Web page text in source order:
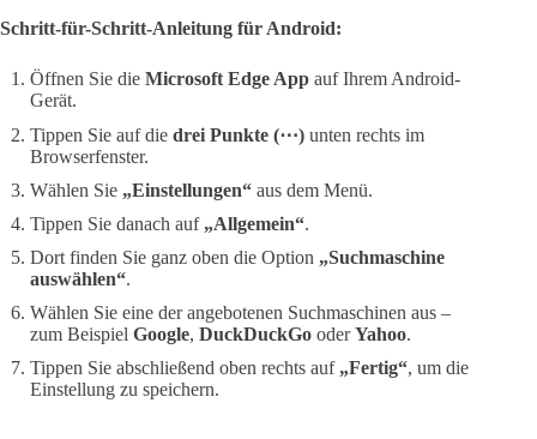
Schritt-für-Schritt-Anleitung für Android:
Öffnen Sie die Microsoft Edge App auf Ihrem Android-
Gerät.
Tippen Sie auf die drei Punkte (⋯) unten rechts im
Browserfenster.
Wählen Sie „Einstellungen“ aus dem Menü.
Tippen Sie danach auf „Allgemein“.
Dort finden Sie ganz oben die Option „Suchmaschine
auswählen“.
Wählen Sie eine der angebotenen Suchmaschinen aus –
zum Beispiel Google, DuckDuckGo oderYahoo.
Tippen Sie abschließend oben rechts auf „Fertig“, um die
Einstellung zu speichern.